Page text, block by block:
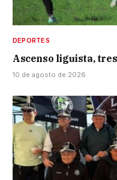
DEPORTES
Ascenso liguista,
10 de agosto de 2026